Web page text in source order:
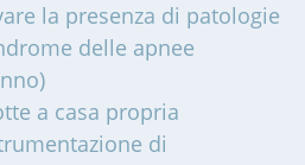
la presenza di patologie
delle apnee
a casa propria
di